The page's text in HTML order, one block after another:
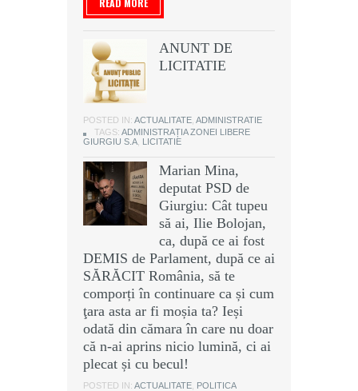
ANUNT DE
LICITATIE
POSTED IN: ACTUALITATE ADMINISTRATIE
TAGS: ADMINISTRAȚIA ZONEI LIBERE
GIURGIU S.A LICITATIE
Marian Mina,
deputat PSD de
Giurgiu: Cât tupeu
să ai, Ilie Bolojan,
ca, după ce ai fost
DEMIS de Parlament, după ce ai
SĂRĂCIT România, să te
comporți în continuare ca și cum
ţara asta ar fi moșia ta? Ieși
odată din cămara în care nu doar
că n-ai aprins nicio lumină, ci ai
plecat și cu becul!
POSTED IN: ACTUALITATE POLITICA